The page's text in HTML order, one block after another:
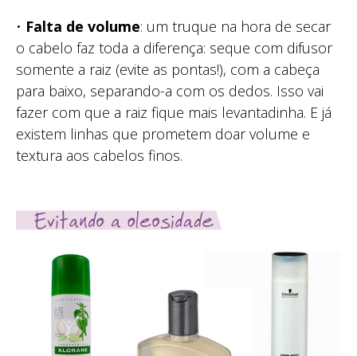
• Falta de volume: um truque na hora de secar
o cabelo faz toda a diferença: seque com difusor
somente a raiz (evite as pontas!), com a cabeça
para baixo, separando-a com os dedos. Isso vai
fazer com que a raiz fique mais levantadinha. E já
existem linhas que prometem doar volume e
textura aos cabelos finos.